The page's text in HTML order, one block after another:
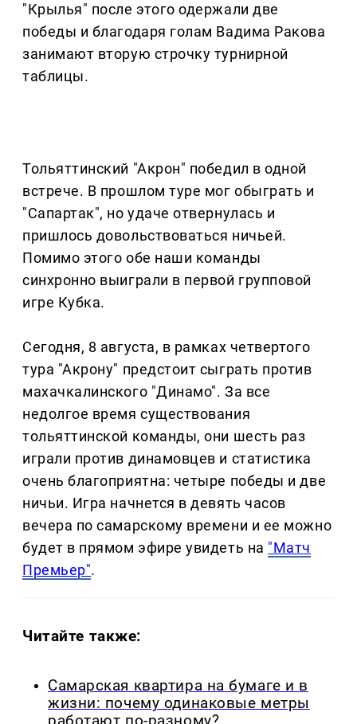
"Крылья" после этого одержали две
победы и благодаря голам Вадима Ракова
занимают вторую строчку турнирной
таблицы.
Тольяттинский "Акрон" победил в одной
встрече. В прошлом туре мог обыграть и
"Сапартак", но удаче отвернулась и
пришлось довольствоваться ничьей.
Помимо этого обе наши команды
синхронно выиграли в первой групповой
игре Кубка.
Сегодня, 8 августа, в рамках четвертого
тура "Акрону" предстоит сыграть против
махачкалинского "Динамо". За все
недолгое время существования
тольяттинской команды, они шесть раз
играли против динамовцев и статистика
очень благоприятна: четыре победы и две
ничьи. Игра начнется в девять часов
вечера по самарскому времени и ее можно
будет в прямом эфире увидеть на "Матч
Премьер".
Читайте также:
Самарская квартира на бумаге и в
жизни: почему одинаковые метры